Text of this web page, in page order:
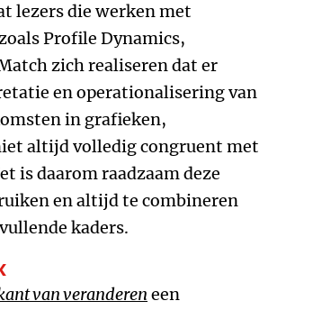
lezers die werken met
Profile Dynamics,
zich realiseren dat er
en operationalisering van
in grafieken,
altijd volledig congruent met
is daarom raadzaam deze
en altijd te combineren
kaders.
van veranderen een